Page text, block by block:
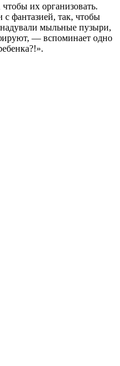
их организовать.
фантазией, так, чтобы
мыльные пузыри,
— вспоминает одно